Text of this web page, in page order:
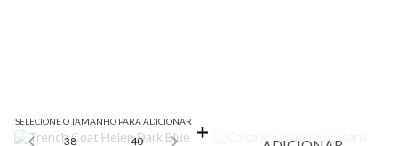
SELECIONE O TAMANHO PARA ADICIONAR
38 40